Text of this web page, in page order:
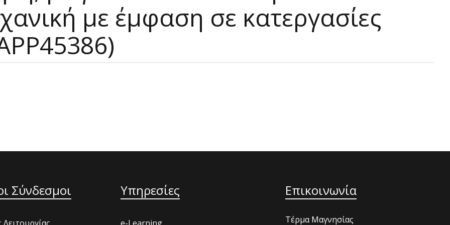
με έμφαση σε κατεργασίες
Σύνδεσμοι Υπηρεσίες Επικοινωνία
Τέρμα Μαγνησίας